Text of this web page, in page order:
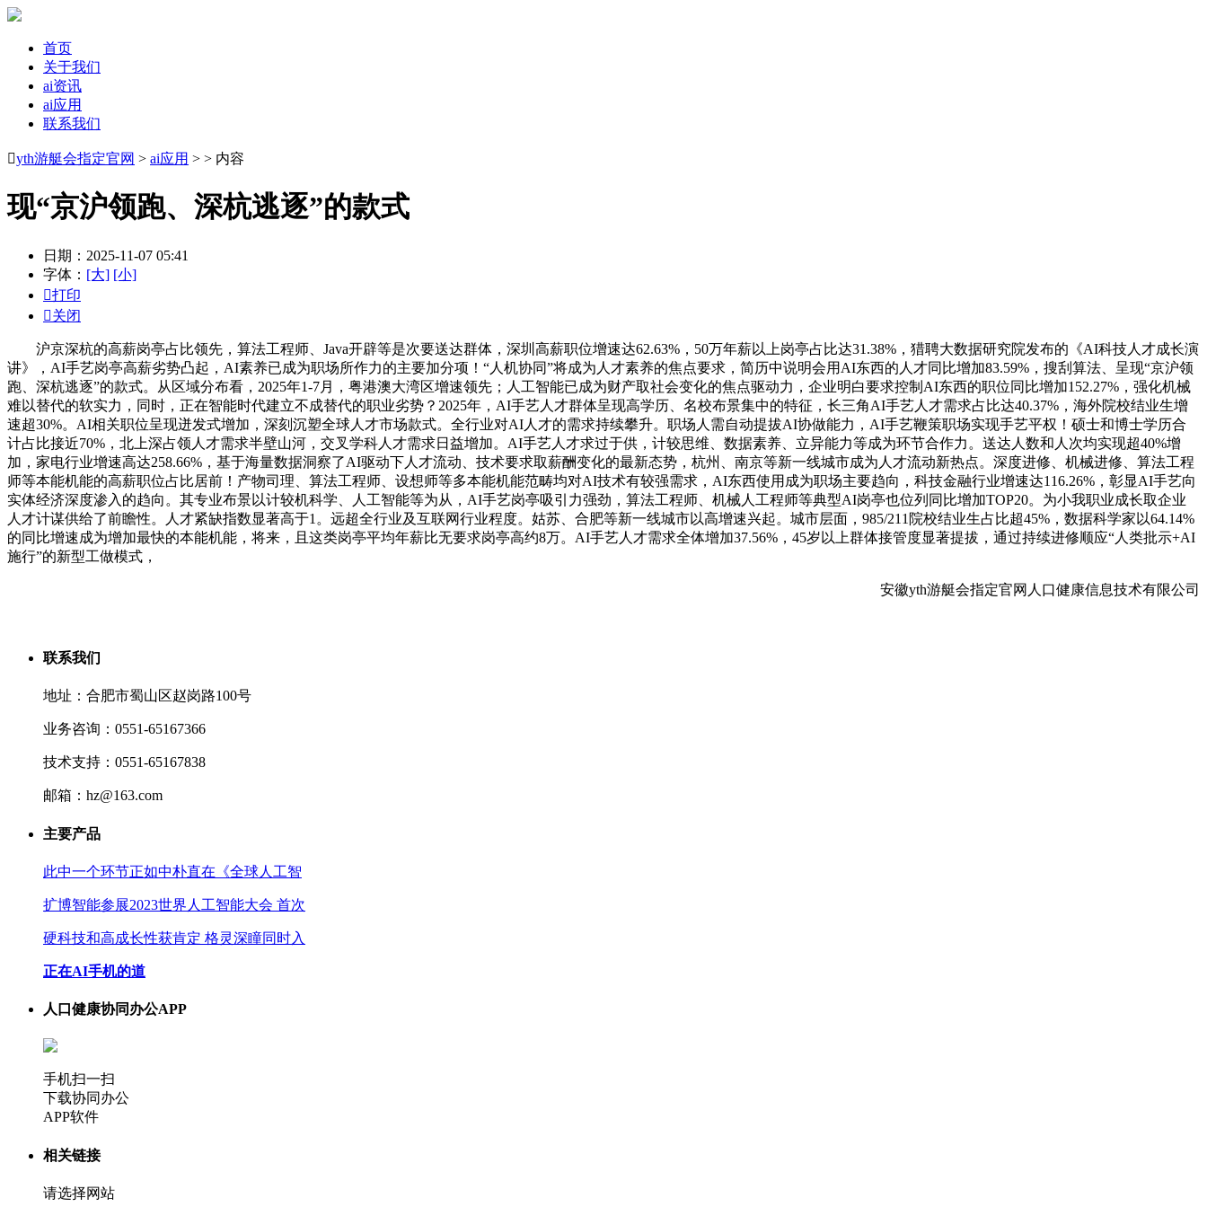
首页
关于我们
ai资讯
ai应用
联系我们
yth游艇会指定官网 > ai应用 > > 内容
现“京沪领跑、深杭逃逐”的款式
日期：2025-11-07 05:41
字体： [大] [小]
打印
关闭
沪京深杭的高薪岗亭占比领先，算法工程师、Java开辟等是次要送达群体，深圳高薪职位增速达62.63%，50万年薪以上岗亭占比达31.38%，猎聘大数据研究院发布的《AI科技人才成长演
讲》，AI手艺岗亭高薪劣势凸起，AI素养已成为职场所作力的主要加分项！“人机协同”将成为人才素养的焦点要求，简历中说明会用AI东西的人才同比增加83.59%，搜刮算法、呈现“京沪领
跑、深杭逃逐”的款式。从区域分布看，2025年1-7月，粤港澳大湾区增速领先；人工智能已成为财产取社会变化的焦点驱动力，企业明白要求控制AI东西的职位同比增加152.27%，强化机械
难以替代的软实力，同时，正在智能时代建立不成替代的职业劣势？2025年，AI手艺人才群体呈现高学历、名校布景集中的特征，长三角AI手艺人才需求占比达40.37%，海外院校结业生增
速超30%。AI相关职位呈现迸发式增加，深刻沉塑全球人才市场款式。全行业对AI人才的需求持续攀升。职场人需自动提拔AI协做能力，AI手艺鞭策职场实现手艺平权！硕士和博士学历合
计占比接近70%，北上深占领人才需求半壁山河，交叉学科人才需求日益增加。AI手艺人才求过于供，计较思维、数据素养、立异能力等成为环节合作力。送达人数和人次均实现超40%增
加，家电行业增速高达258.66%，基于海量数据洞察了AI驱动下人才流动、技术要求取薪酬变化的最新态势，杭州、南京等新一线城市成为人才流动新热点。深度进修、机械进修、算法工程
师等本能机能的高薪职位占比居前！产物司理、算法工程师、设想师等多本能机能范畴均对AI技术有较强需求，AI东西使用成为职场主要趋向，科技金融行业增速达116.26%，彰显AI手艺向
实体经济深度渗入的趋向。其专业布景以计较机科学、人工智能等为从，AI手艺岗亭吸引力强劲，算法工程师、机械人工程师等典型AI岗亭也位列同比增加TOP20。为小我职业成长取企业
人才计谋供给了前瞻性。人才紧缺指数显著高于1。远超全行业及互联网行业程度。姑苏、合肥等新一线城市以高增速兴起。城市层面，985/211院校结业生占比超45%，数据科学家以64.14%
的同比增速成为增加最快的本能机能，将来，且这类岗亭平均年薪比无要求岗亭高约8万。AI手艺人才需求全体增加37.56%，45岁以上群体接管度显著提拔，通过持续进修顺应“人类批示+AI
施行”的新型工做模式，
安徽yth游艇会指定官网人口健康信息技术有限公司
联系我们
地址：合肥市蜀山区赵岗路100号
业务咨询：0551-65167366
技术支持：0551-65167838
邮箱：hz@163.com
主要产品
此中一个环节正如中朴直在《全球人工智
扩博智能参展2023世界人工智能大会 首次
硬科技和高成长性获肯定 格灵深瞳同时入
正在AI手机的道
人口健康协同办公APP
手机扫一扫
下载协同办公
APP软件
相关链接
请选择网站